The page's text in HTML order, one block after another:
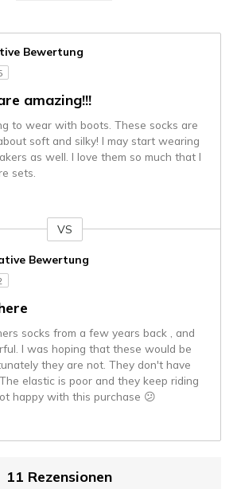
Bewertung
amazing!!!
to wear with boots. These socks are
soft and silky! I may start wearing
as well. I love them so much that I
sets.
VS
Bewertung
socks from a few years back , and
I was hoping that these would be
they are not. They don't have
elastic is poor and they keep riding
happy with this purchase 😕
11 Rezensionen